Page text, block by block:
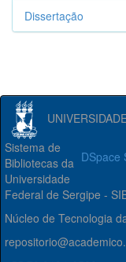
Dissertação
DSpace
Sistema de
Bibliotecas da
Universidade
Federal de Sergipe -
Núcleo de Tecnologia